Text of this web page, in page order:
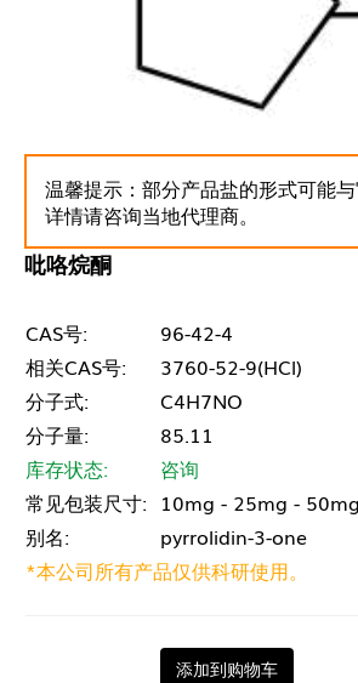
温馨提示：部分产品盐的形式可能与
详情请咨询当地代理商。
吡咯烷酮
CAS号:
96-42-4
相关CAS号:
3760-52-9(HCl)
分子式:
C4H7NO
分子量:
85.11
库存状态:
咨询
常见包装尺寸: 10mg - 25mg -
别名:
pyrrolidin-3-one
*本公司所有产品仅供科研使用。
添加到购物车